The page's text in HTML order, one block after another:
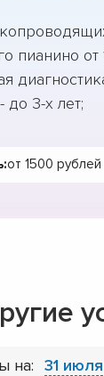
пианино от
до 3-х лет;
от 1500 рублей
на: 31 июля